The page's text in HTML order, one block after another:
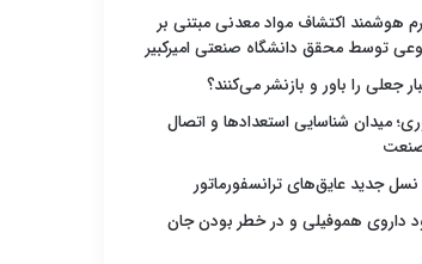
هوشمند اکتشاف مواد معدنی مبتنی بر
توسط محقق دانشگاه صنعتی امیرکبیر
جعلی را باور و بازنشر می‌کنند؟
میدان شناسایی استعدادها و اتصال
نسل جدید عایق‌های ترانسفورماتور
داروی هموفیلی و در خطر بودن جان